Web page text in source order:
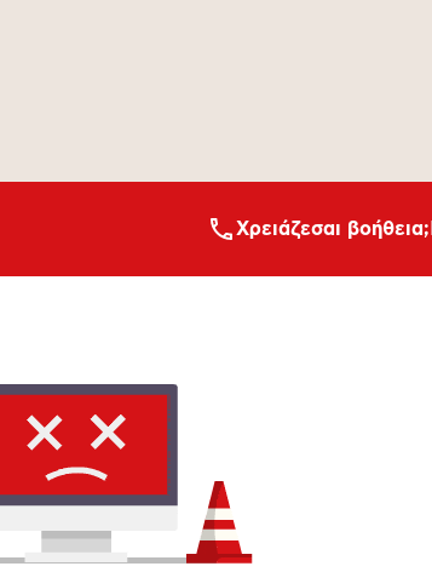
Xρειάζεσαι βοήθεια;